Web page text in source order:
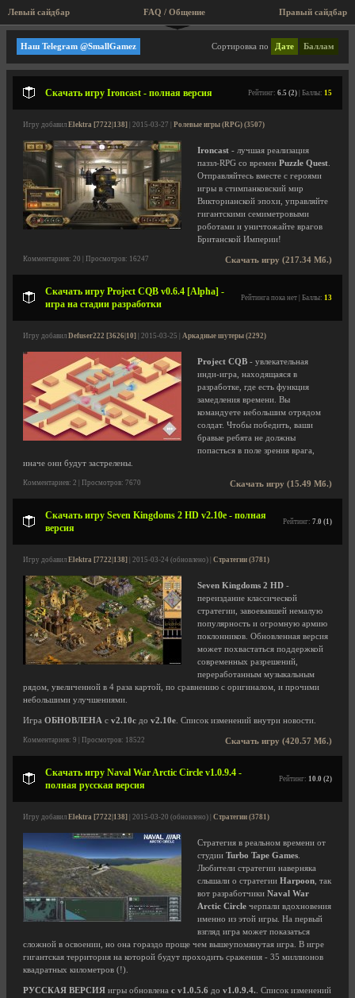
Левый сайдбар Правый сайдбар
FAQ / Общение
Стратегии
Сортировка по Дате Баллам
Наш Telegram @SmallGamez
Скачать игру Ironcast - полная версия Рейтинг: 6.5 (2) | Баллы: 15
Игру добавил Elektra [7722|138] | 2015-03-27 | Ролевые игры (RPG) (3507)
Ironcast - лучшая реализация
паззл-RPG со времен Puzzle Quest
Отправляйтесь вместе с героями
игры в стимпанковский мир
Викторианской эпохи, управляйте
гигантскими семиметровыми
роботами и уничтожайте врагов
Британской Империи!
Скачать игру (217.34 Мб.)
Комментариев: 20 | Просмотров: 16247
Скачать игру Project CQB v0.6.4 [Alpha] -
игра на стадии разработки
Рейтинга пока нет | Баллы: 13
Игру добавил Defuser222 [3626|10] | 2015-03-25 | Аркадные шутеры (2292)
Project CQB - увлекательная
инди-игра, находящаяся в
разработке, где есть функция
замедления времени. Вы
командуете небольшим отрядом
солдат. Чтобы победить, ваши
бравые ребята не должны
попасться в поле зрения врага,
иначе они будут застрелены.
Скачать игру (15.49 Мб.)
Комментариев: 2 | Просмотров: 7670
Скачать игру Seven Kingdoms 2 HD v2.10e - полная
версия
Рейтинг: 7.0 (1)
Игру добавил Elektra [7722|138] | 2015-03-24 (обновлено) | Стратегии (3781)
Seven Kingdoms 2 HD -
переиздание классической
стратегии, завоевавшей немалую
популярность и огромную армию
поклонников. Обновленная версия
может похвастаться поддержкой
современных разрешений,
переработанным музыкальным
рядом, увеличенной в 4 раза картой, по сравнению с оригиналом, и прочими
небольшими улучшениями.
Игра ОБНОВЛЕНА с v2.10c до v2.10e . Список изменений внутри новости.
Скачать игру (420.57 Мб.)
Комментариев: 9 | Просмотров: 18522
Скачать игру Naval War Arctic Circle v1.0.9.4 -
полная русская версия
Рейтинг: 10.0 (2)
Игру добавил Elektra [7722|138] | 2015-03-20 (обновлено) | Стратегии (3781)
Стратегия в реальном времени от
студии Turbo Tape Games
Любители стратегии наверняка
слышали о стратегии Harpoon , так
вот разработчики Naval War
Arctic Circle черпали вдохновения
именно из этой игры. На первый
взгляд игра может показаться
сложной в освоении, но она гораздо проще чем вышеупомянутая игра. В игре
гигантская территория на которой будут проходить сражения - 35 миллионов
квадратных километров (!).
РУССКАЯ ВЕРСИЯ игры обновлена с v1.0.5.6 до v1.0.9.4. . Список изменений